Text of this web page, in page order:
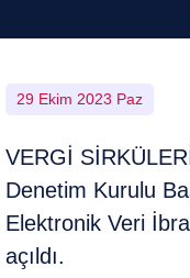
29 Ekim 2023 Paz
VERGİ
Denetim Kurulu
Elektronik Veri
açıldı.